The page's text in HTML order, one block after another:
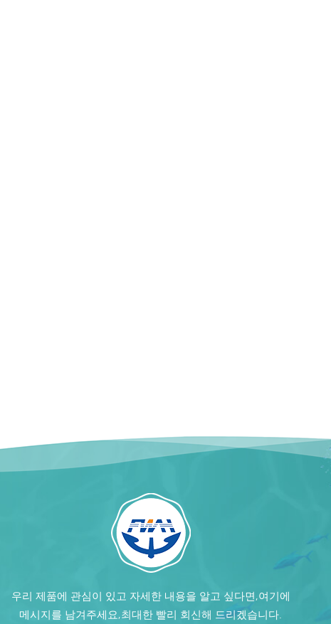
우리 제품에 관심이 있고 자세한 내용을 알고 싶다면,여기에
메시지를 남겨주세요,최대한 빨리 회신해 드리겠습니다.